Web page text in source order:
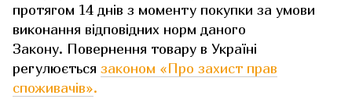
протягом 14 днів з моменту покупки за умови
виконання відповідних норм даного
Закону. Повернення товару в Україні
регулюється законом «Про захист прав
споживачів».